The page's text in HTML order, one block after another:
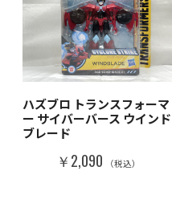
ハズブロ トランスフォーマ
ー サイバーバース ウインド
ブレード
￥2,090 （税込）